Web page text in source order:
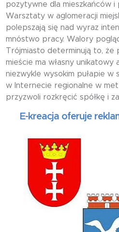
pozytywne dla mieszkańców i
Warsztaty w aglomeracji
polepszają się nad wyraz
mnóstwo pracy. Walory
Trójmiasto determinują to,
mieście ma własny unikatowy
niezwykle wysokim pułapie w
w Internecie regionalne w
przyzwoli rozkręcić spółkę i
kreacja oferuje reklama